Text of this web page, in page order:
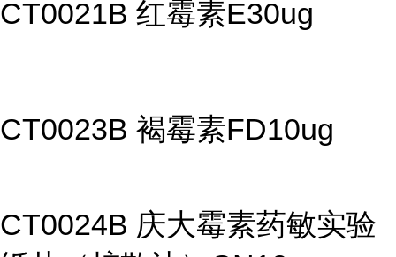
CT0021B 红霉素E30ug
CT0023B 褐霉素FD10ug
CT0024B 庆大霉素药敏实验